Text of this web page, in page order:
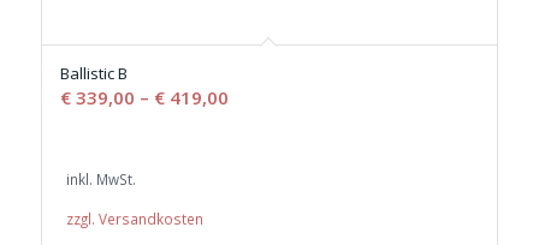
Ballistic B
€339,00 – €419,00
inkl. MwSt.
zzgl. Versandkosten